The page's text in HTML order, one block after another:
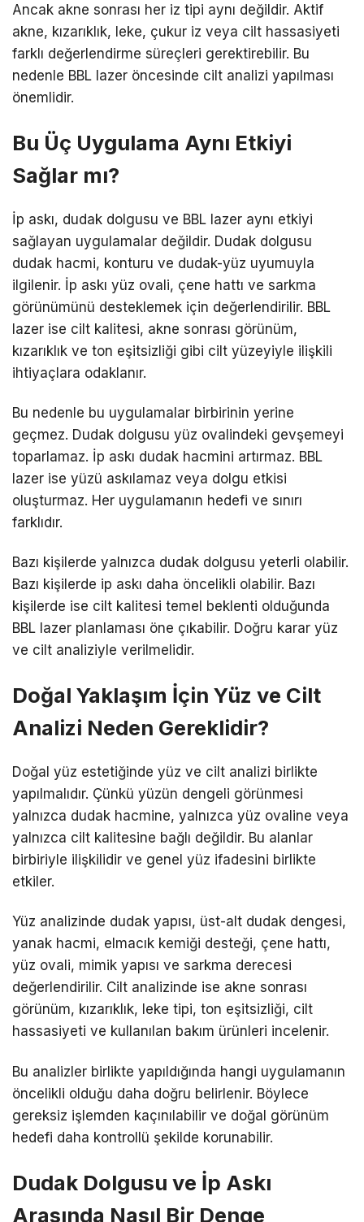
Ancak akne sonrası her iz tipi aynı değildir. Aktif
akne, kızarıklık, leke, çukur iz veya cilt hassasiyeti
farklı değerlendirme süreçleri gerektirebilir. Bu
nedenle BBL lazer öncesinde cilt analizi yapılması
önemlidir.
Bu Üç Uygulama Aynı Etkiyi
Sağlar mı?
İp askı, dudak dolgusu ve BBL lazer aynı etkiyi
sağlayan uygulamalar değildir. Dudak dolgusu
dudak hacmi, konturu ve dudak-yüz uyumuyla
ilgilenir. İp askı yüz ovali, çene hattı ve sarkma
görünümünü desteklemek için değerlendirilir. BBL
lazer ise cilt kalitesi, akne sonrası görünüm,
kızarıklık ve ton eşitsizliği gibi cilt yüzeyiyle ilişkili
ihtiyaçlara odaklanır.
Bu nedenle bu uygulamalar birbirinin yerine
geçmez. Dudak dolgusu yüz ovalindeki gevşemeyi
toparlamaz. İp askı dudak hacmini artırmaz. BBL
lazer ise yüzü askılamaz veya dolgu etkisi
oluşturmaz. Her uygulamanın hedefi ve sınırı
farklıdır.
Bazı kişilerde yalnızca dudak dolgusu yeterli olabilir.
Bazı kişilerde ip askı daha öncelikli olabilir. Bazı
kişilerde ise cilt kalitesi temel beklenti olduğunda
BBL lazer planlaması öne çıkabilir. Doğru karar yüz
ve cilt analiziyle verilmelidir.
Doğal Yaklaşım İçin Yüz ve Cilt
Analizi Neden Gereklidir?
Doğal yüz estetiğinde yüz ve cilt analizi birlikte
yapılmalıdır. Çünkü yüzün dengeli görünmesi
yalnızca dudak hacmine, yalnızca yüz ovaline veya
yalnızca cilt kalitesine bağlı değildir. Bu alanlar
birbiriyle ilişkilidir ve genel yüz ifadesini birlikte
etkiler.
Yüz analizinde dudak yapısı, üst-alt dudak dengesi,
yanak hacmi, elmacık kemiği desteği, çene hattı,
yüz ovali, mimik yapısı ve sarkma derecesi
değerlendirilir. Cilt analizinde ise akne sonrası
görünüm, kızarıklık, leke tipi, ton eşitsizliği, cilt
hassasiyeti ve kullanılan bakım ürünleri incelenir.
Bu analizler birlikte yapıldığında hangi uygulamanın
öncelikli olduğu daha doğru belirlenir. Böylece
gereksiz işlemden kaçınılabilir ve doğal görünüm
hedefi daha kontrollü şekilde korunabilir.
Dudak Dolgusu ve İp Askı
Arasında Nasıl Bir Denge